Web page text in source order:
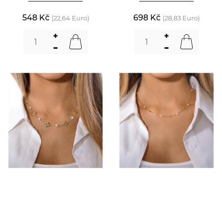
548 Kč (22,64 Euro) 698 Kč (28,83 Euro)